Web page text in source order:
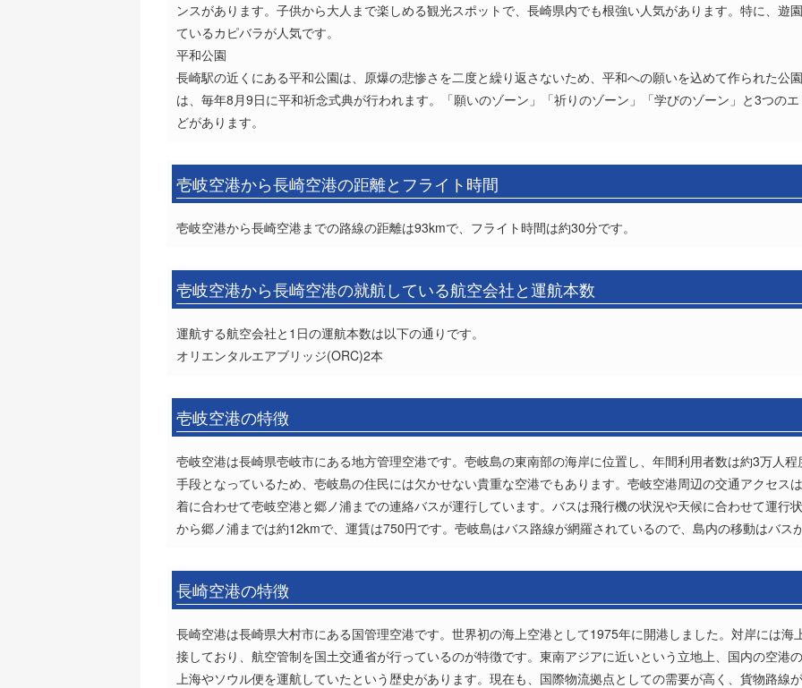
ンスがあります。子供から大人まで楽しめる観光スポットで、長崎県内でも根強い人気があります。特に、遊
ているカピバラが人気です。
平和公園
長崎駅の近くにある平和公園は、原爆の悲惨さを二度と繰り返さないため、平和への願いを込めて作られた公
は、毎年8月9日に平和祈念式典が行われます。「願いのゾーン」「祈りのゾーン」「学びのゾーン」と3つの
どがあります。
壱岐空港から長崎空港の距離とフライト時間
壱岐空港から長崎空港までの路線の距離は93kmで、フライト時間は約30分です。
壱岐空港から長崎空港の就航している航空会社と運航本数
運航する航空会社と1日の運航本数は以下の通りです。
オリエンタルエアブリッジ(ORC)2本
壱岐空港の特徴
壱岐空港は長崎県壱岐市にある地方管理空港です。壱岐島の東南部の海岸に位置し、年間利用者数は約3万人
手段となっているため、壱岐島の住民には欠かせない貴重な空港でもあります。壱岐空港周辺の交通アクセス
着に合わせて壱岐空港と郷ノ浦までの連絡バスが運行しています。バスは飛行機の状況や天候に合わせて運行
から郷ノ浦までは約12kmで、運賃は750円です。壱岐島はバス路線が網羅されているので、島内の移動はバス
長崎空港の特徴
長崎空港は長崎県大村市にある国管理空港です。世界初の海上空港として1975年に開港しました。対岸には
接しており、航空管制を国土交通省が行っているのが特徴です。東南アジアに近いという立地上、国内の空港
上海やソウル便を運航していたという歴史があります。現在も、国際物流拠点としての需要が高く、貨物路線